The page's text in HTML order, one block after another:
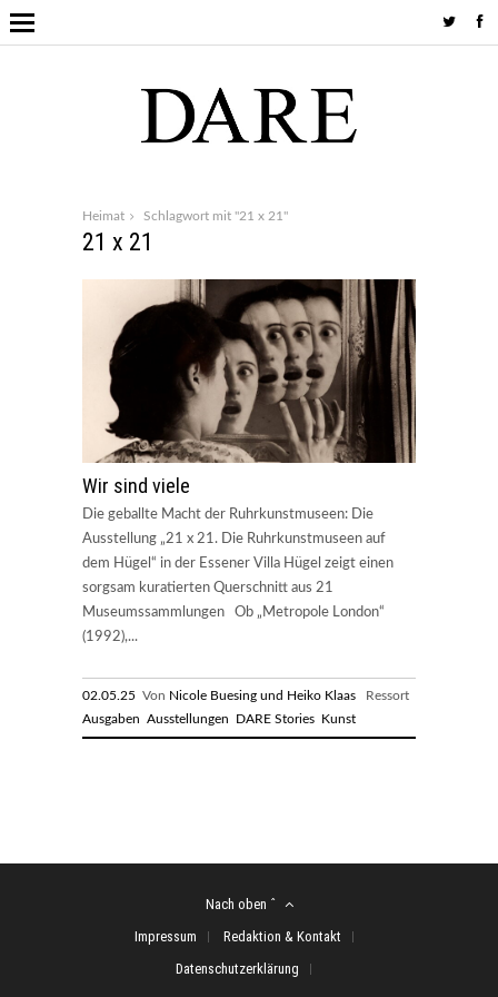
Heimat Schlagwort mit "21 x 21"
21 x 21
Wir sind viele
Die geballte Macht der Ruhrkunstmuseen: Die
Ausstellung „21 x 21. Die Ruhrkunstmuseen auf
dem Hügel“ in der Essener Villa Hügel zeigt einen
sorgsam kuratierten Querschnitt aus 21
Museumssammlungen Ob „Metropole London“
(1992),...
02.05.25 Von Nicole Buesing und Heiko Klaas Ressort
Ausgaben Ausstellungen DARE Stories Kunst
Nach oben ˆ
Impressum
Redaktion & Kontakt
Datenschutzerklärung